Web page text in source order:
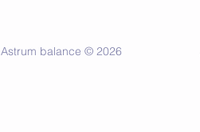
Astrum balance © 2026